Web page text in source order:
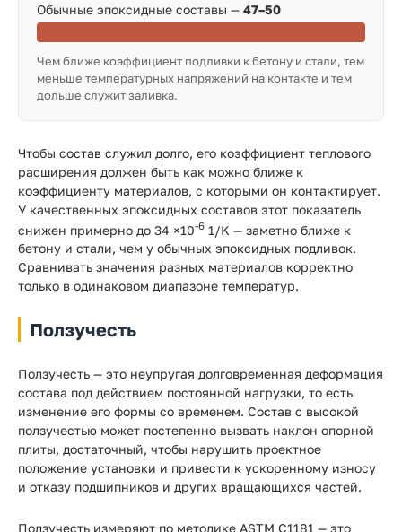
Обычные эпоксидные составы — 47–50
Чем ближе коэффициент подливки к бетону и стали, тем
меньше температурных напряжений на контакте и тем
дольше служит заливка.
Чтобы состав служил долго, его коэффициент теплового
расширения должен быть как можно ближе к
коэффициенту материалов, с которыми он контактирует.
У качественных эпоксидных составов этот показатель
снижен примерно до 34 ×10-6 1/K — заметно ближе к
бетону и стали, чем у обычных эпоксидных подливок.
Сравнивать значения разных материалов корректно
только в одинаковом диапазоне температур.
Ползучесть
Ползучесть — это неупругая долговременная деформация
состава под действием постоянной нагрузки, то есть
изменение его формы со временем. Состав с высокой
ползучестью может постепенно вызвать наклон опорной
плиты, достаточный, чтобы нарушить проектное
положение установки и привести к ускоренному износу
и отказу подшипников и других вращающихся частей.
Ползучесть измеряют по методике ASTM C1181 — это